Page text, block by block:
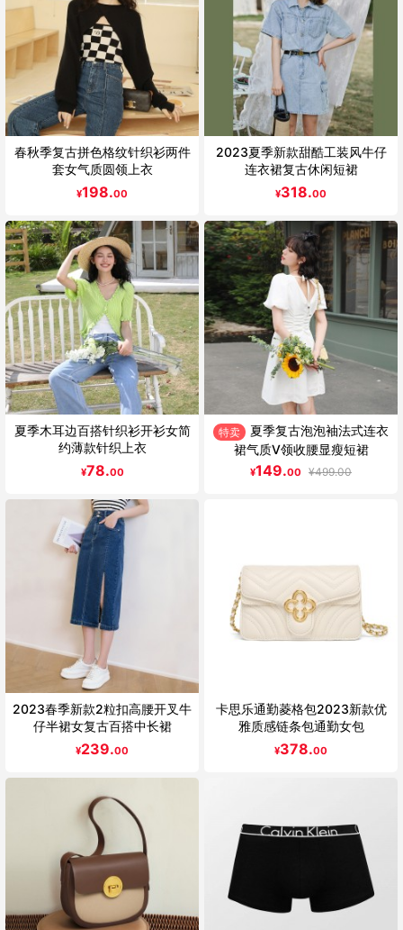
春秋季复古拼色格纹针织衫两件
套女气质圆领上衣
¥198.00
2023夏季新款甜酷工装风牛仔
连衣裙复古休闲短裙
¥318.00
夏季木耳边百搭针织衫开衫女简
约薄款针织上衣
¥78.00
特卖
夏季复古泡泡袖法式连衣
裙气质V领收腰显瘦短裙
¥149.00 ¥499.00
2023春季新款2粒扣高腰开叉牛
仔半裙女复古百搭中长裙
¥239.00
卡思乐通勤菱格包2023新款优
雅质感链条包通勤女包
¥378.00